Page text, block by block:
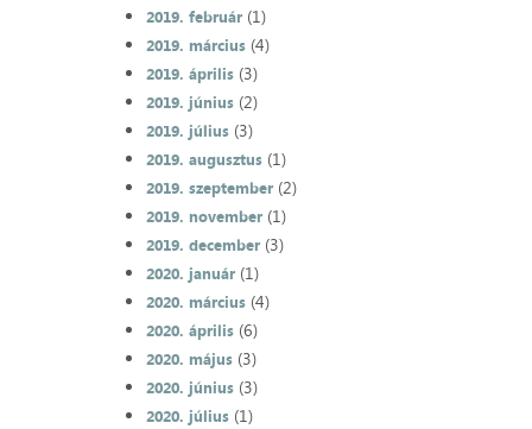
2019. február(1)
2019. március(4)
2019. április(3)
2019. június(2)
2019. július(3)
2019. augusztus(1)
2019. szeptember(2)
2019. november(1)
2019. december(3)
2020. január(1)
2020. március(4)
2020. április(6)
2020. május(3)
2020. június(3)
2020. július(1)